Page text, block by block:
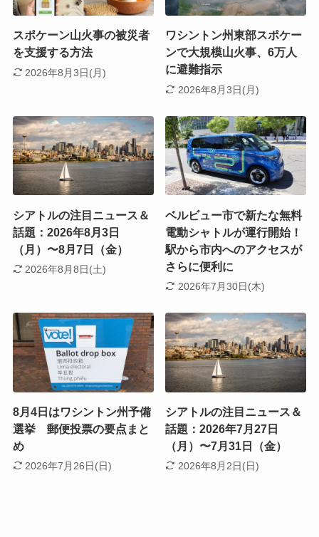
スポケーン山火事の被災者
を支援する方法
2026年8月3日(月)
ワシントン州東部スポケー
ンで大規模山火事、6万人
に避難指示
2026年8月3日(月)
シアトルの注目ニュース＆
話題：2026年8月3日
（月）〜8月7日（金）
2026年8月8日(土)
ベルビュー市で新たな無料
電動シャトルが運行開始！
駅から市内へのアクセスが
さらに便利に
2026年7月30日(木)
8月4日はワシントン州予備
選挙 郵便投票の要点まと
め
2026年7月26日(日)
シアトルの注目ニュース＆
話題：2026年7月27日
（月）〜7月31日（金）
2026年8月2日(日)